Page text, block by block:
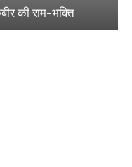
की राम-भक्ति